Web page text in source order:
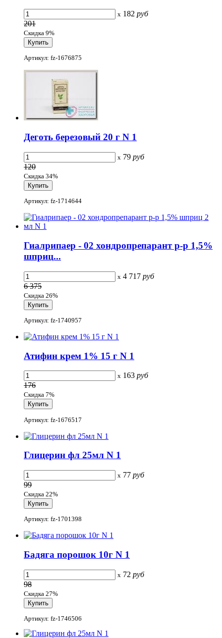
x 182 руб
201
Скидка 9%
Артикул: fz-1676875
Деготь березовый 20 г N 1
x 79 руб
120
Скидка 34%
Артикул: fz-1714644
Гиалрипаер - 02 хондропрепарант р-р 1,5%
шприц...
x 4 717 руб
6 375
Скидка 26%
Артикул: fz-1740957
Атифин крем 1% 15 г N 1
x 163 руб
176
Скидка 7%
Артикул: fz-1676517
Глицерин фл 25мл N 1
x 77 руб
99
Скидка 22%
Артикул: fz-1701398
Бадяга порошок 10г N 1
x 72 руб
98
Скидка 27%
Артикул: fz-1746506